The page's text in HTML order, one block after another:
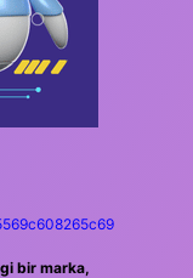
bir marka,